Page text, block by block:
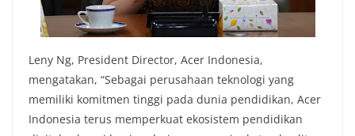
Leny Ng, President Director, Acer Indonesia,
mengatakan, “Sebagai perusahaan teknologi yang
memiliki komitmen tinggi pada dunia pendidikan, Acer
Indonesia terus memperkuat ekosistem pendidikan